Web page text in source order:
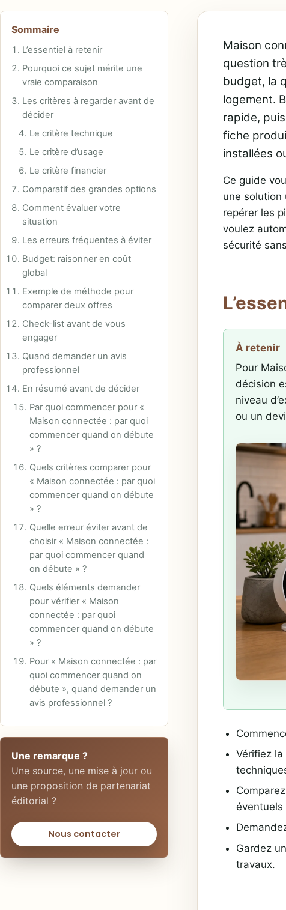
Sommaire
L’essentiel à retenir
Pourquoi ce sujet mérite une
vraie comparaison
Les critères à regarder avant de
décider
Le critère technique
Le critère d’usage
Le critère financier
Comparatif des grandes options
Comment évaluer votre
situation
Les erreurs fréquentes à éviter
Budget: raisonner en coût
global
Exemple de méthode pour
comparer deux offres
Check-list avant de vous
engager
Quand demander un avis
professionnel
En résumé avant de décider
Par quoi commencer pour «
Maison connectée : par quoi
commencer quand on débute
» ?
Quels critères comparer pour
« Maison connectée : par quoi
commencer quand on débute
» ?
Quelle erreur éviter avant de
choisir « Maison connectée :
par quoi commencer quand
on débute » ?
Quels éléments demander
pour vérifier « Maison
connectée : par quoi
commencer quand on débute
» ?
Pour « Maison connectée : par
quoi commencer quand on
débute », quand demander un
avis professionnel ?
Une remarque ?
Une source, une mise à jour ou
une proposition de partenariat
éditorial ?
Nous contacter
Maison
question
budget, la
logement.
rapide,
fiche
installées
Ce guide
une solution
repérer les
voulez
sécurité
À retenir
Pour
décision
niveau
ou un
Vérifiez
éventuels
Gardez
travaux.